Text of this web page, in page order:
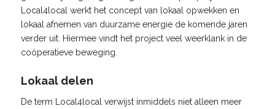
Local4local werkt het concept van lokaal opwekken en
lokaal afnemen van duurzame energie de komende jaren
verder uit. Hiermee vindt het project veel weerklank in de
coöperatieve beweging.
Lokaal delen
De term Local4local verwijst inmiddels niet alleen meer